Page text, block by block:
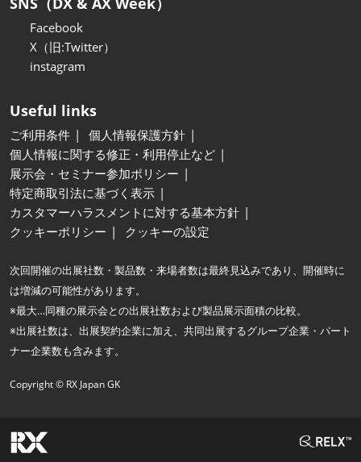
Facebook
X（旧:Twitter）
instagram
Useful links
ご利用条件
個人情報保護方針
個人情報に関する修正・利用停止など
展示会・セミナー参加ポリシー
特定商取引法に基づく表示
カスタマーハラスメントに対する基本方針
クッキーポリシー
クッキーの設定
次回開催の出展社数・製品数・来場者数は最終見込みであり、開催時に
は増減の可能性があります。
※最大…同種の展示会との出展社数および製品展示面積の比較。
※出展社数は、出展契約企業に加え、共同出展するグループ企業・パート
ナー企業数も含みます。
Copyright © RX Japan GK